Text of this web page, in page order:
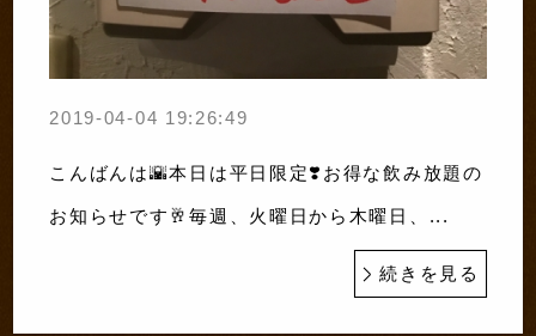
2019-04-04 19:26:49
こんばんは🌇本日は平日限定❣️お得な飲み放題の
お知らせです🥂毎週、火曜日から木曜日、...
続きを見る